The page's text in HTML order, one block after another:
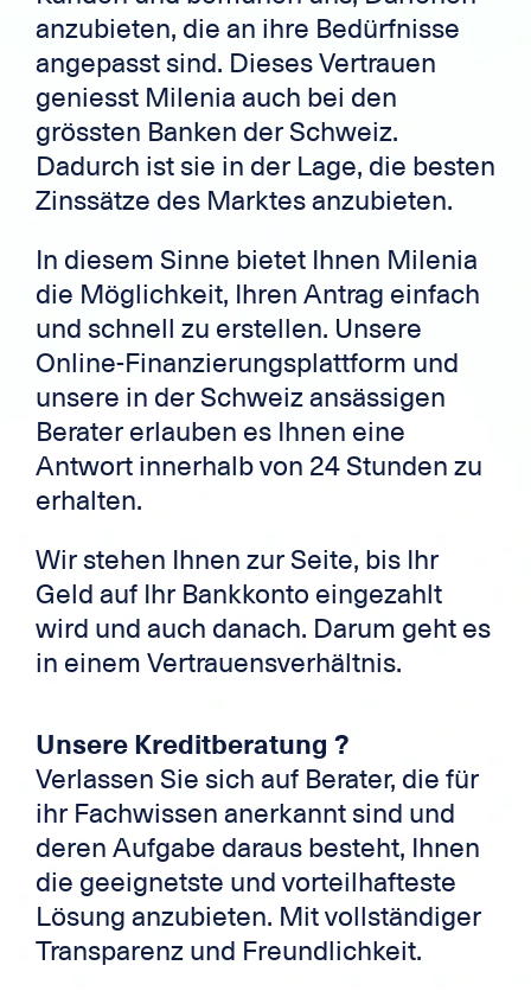
anzubieten, die an ihre Bedürfnisse
angepasst sind. Dieses Vertrauen
geniesst Milenia auch bei den
grössten Banken der Schweiz.
Dadurch ist sie in der Lage, die besten
Zinssätze des Marktes anzubieten.
In diesem Sinne bietet Ihnen Milenia
die Möglichkeit, Ihren Antrag einfach
und schnell zu erstellen. Unsere
Online-Finanzierungsplattform und
unsere in der Schweiz ansässigen
Berater erlauben es Ihnen eine
Antwort innerhalb von 24 Stunden zu
erhalten.
Wir stehen Ihnen zur Seite, bis Ihr
Geld auf Ihr Bankkonto eingezahlt
wird und auch danach. Darum geht es
in einem Vertrauensverhältnis.
Unsere Kreditberatung ?
Verlassen Sie sich auf Berater, die für
ihr Fachwissen anerkannt sind und
deren Aufgabe daraus besteht, Ihnen
die geeignetste und vorteilhafteste
Lösung anzubieten. Mit vollständiger
Transparenz und Freundlichkeit.